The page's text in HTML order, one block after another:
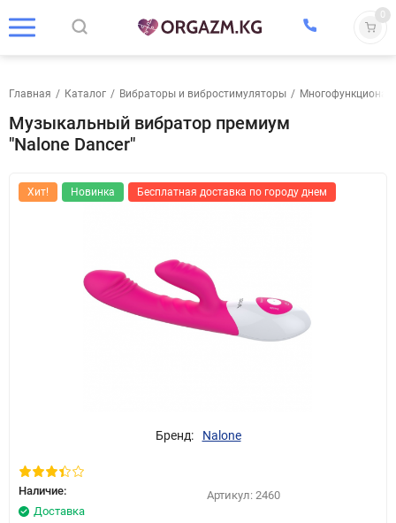
0
Главная / Каталог / Вибраторы и вибростимуляторы /
Музыкальный вибратор премиум
"Nalone Dancer"
Хит! Новинка Бесплатная доставка по городу днем
Бренд: Nalone
Наличие:
Доставка
Артикул: 2460